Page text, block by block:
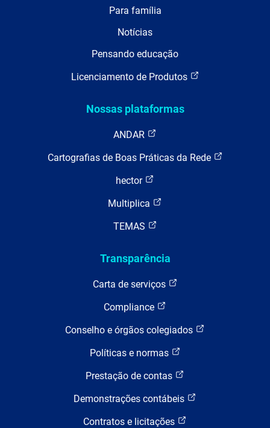
Para família
Notícias
Pensando educação
Licenciamento de Produtos
Nossas plataformas
ANDAR
Cartografias de Boas Práticas da Rede
hector
Multiplica
TEMAS
Transparência
Carta de serviços
Compliance
Conselho e órgãos colegiados
Políticas e normas
Prestação de contas
Demonstrações contábeis
Contratos e licitações